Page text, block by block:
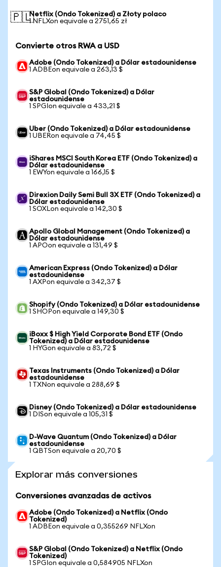
🇵🇱Netflix (Ondo Tokenized) a Złoty polaco
1 NFLXon equivale a 2751,65 zł
Convierte otros RWA a USD
Adobe (Ondo Tokenized) a Dólar estadounidense
1 ADBEon equivale a 263,13 $
S&P Global (Ondo Tokenized) a Dólar
estadounidense
1 SPGIon equivale a 433,21 $
Uber (Ondo Tokenized) a Dólar estadounidense
1 UBERon equivale a 74,45 $
iShares MSCI South Korea ETF (Ondo Tokenized) a
Dólar estadounidense
1 EWYon equivale a 166,15 $
Direxion Daily Semi Bull 3X ETF (Ondo Tokenized) a
Dólar estadounidense
1 SOXLon equivale a 142,30 $
Apollo Global Management (Ondo Tokenized) a
Dólar estadounidense
1 APOon equivale a 131,49 $
American Express (Ondo Tokenized) a Dólar
estadounidense
1 AXPon equivale a 342,37 $
Shopify (Ondo Tokenized) a Dólar estadounidense
1 SHOPon equivale a 149,30 $
iBoxx $ High Yield Corporate Bond ETF (Ondo
Tokenized) a Dólar estadounidense
1 HYGon equivale a 83,72 $
Texas Instruments (Ondo Tokenized) a Dólar
estadounidense
1 TXNon equivale a 288,69 $
Disney (Ondo Tokenized) a Dólar estadounidense
1 DISon equivale a 105,31 $
D-Wave Quantum (Ondo Tokenized) a Dólar
estadounidense
1 QBTSon equivale a 20,70 $
Explorar más conversiones
Conversiones avanzadas de activos
Adobe (Ondo Tokenized) a Netflix (Ondo
Tokenized)
1 ADBEon equivale a 0,355269 NFLXon
S&P Global (Ondo Tokenized) a Netflix (Ondo
Tokenized)
1 SPGIon equivale a 0,584905 NFLXon